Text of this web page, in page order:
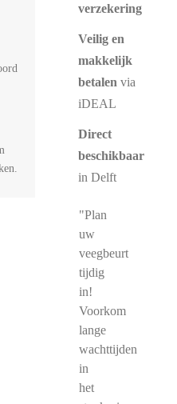
verzekering
Veilig en
makkelijk
betalen via
iDEAL
Direct
beschikbaar
in Delft
"Plan
uw
veegbeurt
tijdig
in!
Voorkom
lange
wachttijden
in
het